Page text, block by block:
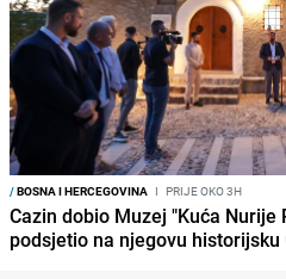
/BOSNA I HERCEGOVINA I PRIJE OKO 3H
Cazin dobio Muzej "Kuća Nurije
podsjetio na njegovu historijsku